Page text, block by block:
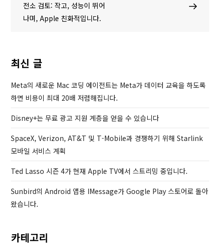
탐
색
e
v
s
P
o
s
t
전소 검토: 작고, 성능이 뛰어
나며, Apple 친화적입니다.
x
최신 글
Meta의 새로운 Mac 코딩 에이전트는 Meta가 데이터 교육을 하도록
하면 비용이 최대 20배 저렴해집니다.
Disney+는 무료 광고 지원 계층을 얻을 수 있습니다
SpaceX, Verizon, AT&T 및 T-Mobile과 경쟁하기 위해 Starlink
모바일 서비스 계획
Ted Lasso 시즌 4가 현재 Apple TV에서 스트리밍 중입니다.
Sunbird의 Android 앱용 IMessage가 Google Play 스토어로 돌아
왔습니다.
카테고리